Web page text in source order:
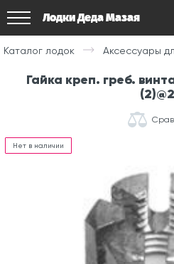
Лодки Деда Мазая
Каталог лодок Аксессуары
Гайка креп. греб.
Нет в наличии